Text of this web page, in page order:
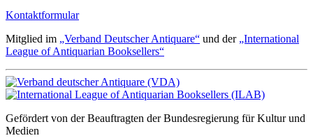
Kontaktformular
Mitglied im „Verband Deutscher Antiquare“ und der „International
League of Antiquarian Booksellers“
Gefördert von der Beauftragten der Bundesregierung für Kultur und
Medien